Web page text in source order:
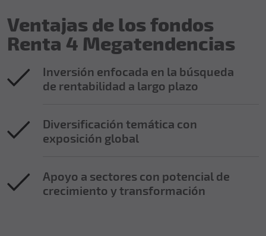
Ventajas de los fondos
Renta 4 Megatendencias
Inversión enfocada en la búsqueda
de rentabilidad a largo plazo
Diversificación temática con
exposición global
Apoyo a sectores con potencial de
crecimiento y transformación